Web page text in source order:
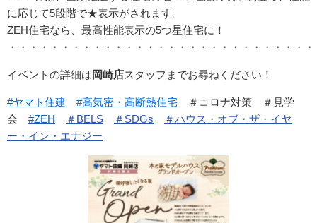
に応じて5段階で★表示がされます。
ZEH住宅なら、最高性能表示の5つ星住宅に！
・・・・・・・・・・・・・・・・・・・・・・・・・・・・・
イベントの詳細は岡崎店スタッフまでお尋ねください！
#ヤマト住建 #高気密・高断熱住宅 ＃コロナ対策 ＃見学
会 #ZEH ＃BELS ＃SDGs
＃ハウス・オブ・ザ・イヤ
ー・イン・エナジー